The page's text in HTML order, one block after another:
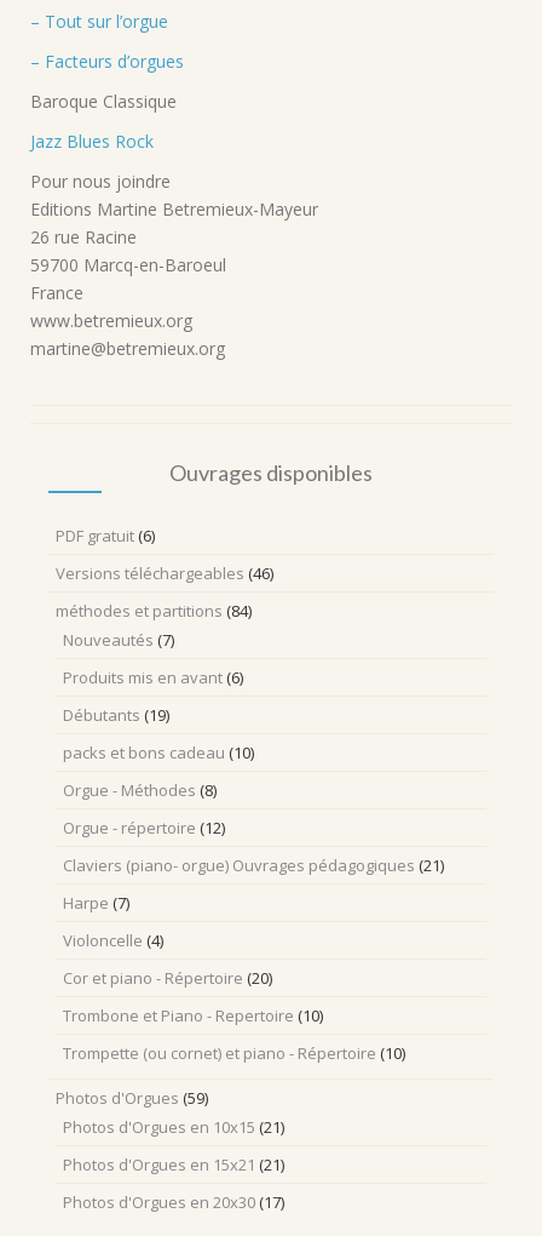
– Tout sur l’orgue
– Facteurs d’orgues
Baroque Classique
Jazz Blues Rock
Pour nous joindre
Editions Martine Betremieux-Mayeur
26 rue Racine
59700 Marcq-en-Baroeul
France
www.betremieux.org
martine@betremieux.org
Ouvrages disponibles
PDF gratuit (6)
Versions téléchargeables (46)
méthodes et partitions (84)
Nouveautés (7)
Produits mis en avant (6)
Débutants (19)
packs et bons cadeau (10)
Orgue - Méthodes (8)
Orgue - répertoire (12)
Claviers (piano- orgue) Ouvrages pédagogiques (21)
Harpe (7)
Violoncelle (4)
Cor et piano - Répertoire (20)
Trombone et Piano - Repertoire (10)
Trompette (ou cornet) et piano - Répertoire (10)
Photos d'Orgues (59)
Photos d'Orgues en 10x15 (21)
Photos d'Orgues en 15x21 (21)
Photos d'Orgues en 20x30 (17)